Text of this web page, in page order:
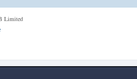
Limited